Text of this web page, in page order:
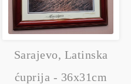
Sarajevo, Latinska
ćuprija - 36x31cm